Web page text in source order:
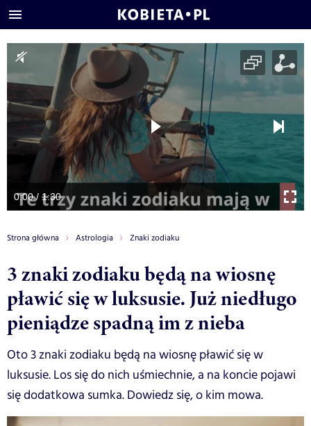
0:00 / 1:30
Strona główna Astrologia Znaki zodiaku
3 znaki zodiaku będą na wiosnę
pławić się w luksusie. Już niedługo
pieniądze spadną im z nieba
Oto 3 znaki zodiaku będą na wiosnę pławić się w
luksusie. Los się do nich uśmiechnie, a na koncie pojawi
się dodatkowa sumka. Dowiedz się, o kim mowa.